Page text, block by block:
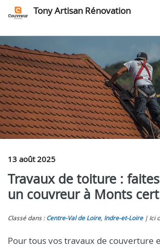
Tony Artisan Rénovation
13 août 2025
Travaux de toiture :
un couvreur à Monts
Classé dans : Centre-Val de Loire, Indre‑et‑Loire Ici
Pour tous vos travaux de couverture